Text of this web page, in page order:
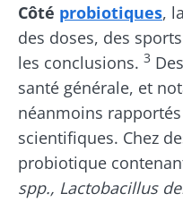
Côté probiotiques,
des doses, des
les conclusions. 3
santé générale, et
néanmoins
scientifiques. Chez
probiotique
spp., Lactobacillus
Se
Rejoignez la
recevez une fois
pour rester au
actualités sur le
Je souhaite
d'autres